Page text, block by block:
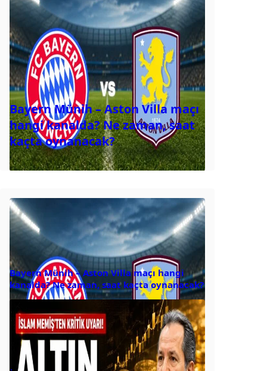
Bayern Münih – Aston Villa maçı
hangi kanalda? Ne zaman, saat
kaçta oynanacak?
Bayern Münih – Aston Villa maçı hangi
kanalda? Ne zaman, saat kaçta oynanacak?